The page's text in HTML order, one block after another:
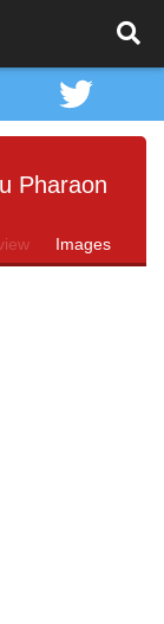
Pharaon
Images